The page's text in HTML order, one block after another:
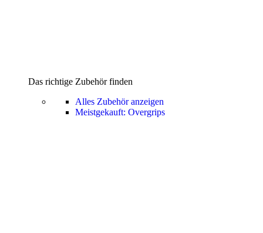
Das richtige Zubehör finden
Alles Zubehör anzeigen
Meistgekauft: Overgrips